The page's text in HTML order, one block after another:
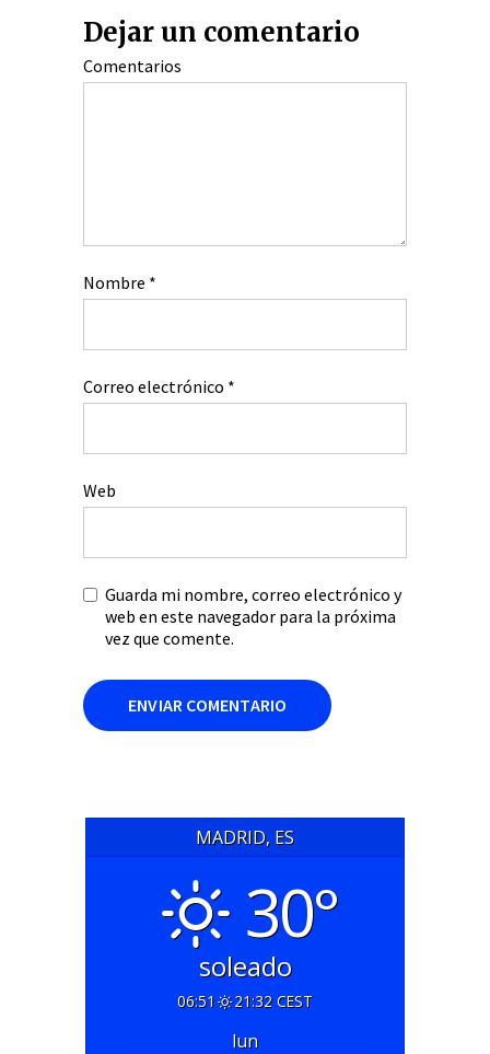
Dejar un comentario
Comentarios
Nombre *
Correo electrónico *
Web
Guarda mi nombre, correo electrónico y
web en este navegador para la próxima
vez que comente.
MADRID, ES
30°
soleado
06:51 21:32 CEST
lun